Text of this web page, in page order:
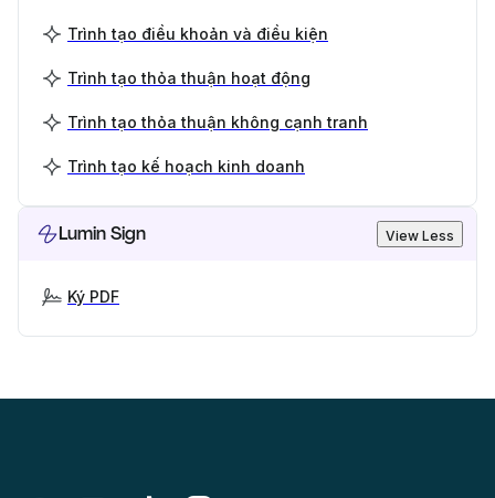
Trình tạo điều khoản và điều kiện
Trình tạo thỏa thuận hoạt động
Trình tạo thỏa thuận không cạnh tranh
Trình tạo kế hoạch kinh doanh
Lumin Sign View Less
Ký PDF